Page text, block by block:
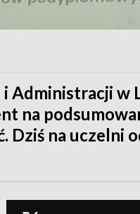
i Administracji w
na
Dziś na uczelni